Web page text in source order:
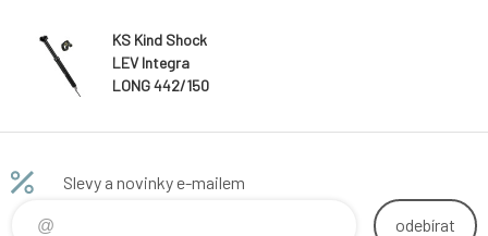
KS Kind Shock
LEV Integra
LONG 442/150
sedlovka
Slevy a novinky e-mailem
odebírat